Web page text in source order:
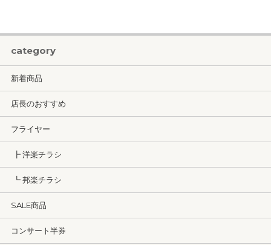
category
新着商品
店長のおすすめ
フライヤー
┣ 洋楽チラシ
┗ 邦楽チラシ
SALE商品
コンサート半券